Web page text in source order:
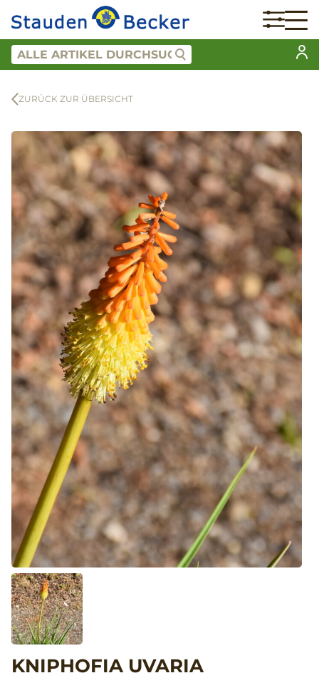
ZURÜCK ZUR ÜBERSICHT
KNIPHOFIA UVARIA